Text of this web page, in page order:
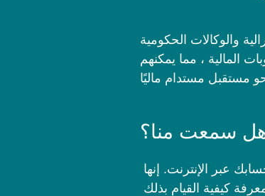
والوكالات الحكومية
المالية ، مما يمكنهم
سمعت منا؟
عبر الإنترنت. إنها